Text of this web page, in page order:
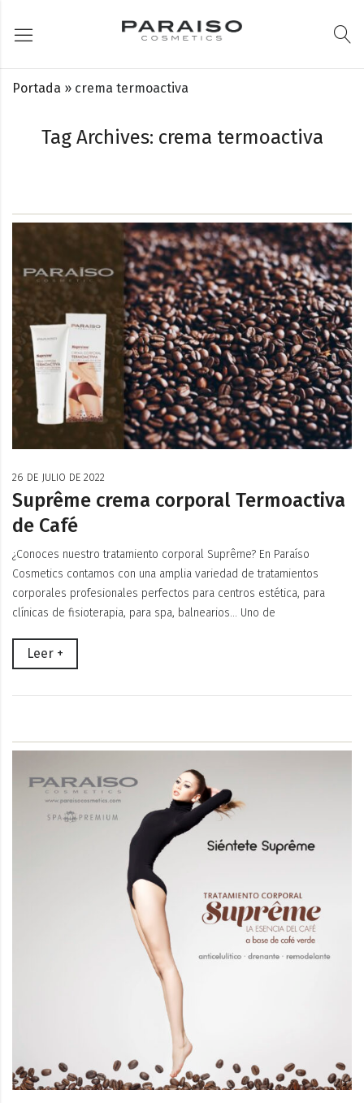
Tag Archives: crema termoactiva
Portada » crema termoactiva
26 DE JULIO DE 2022
Suprême crema corporal Termoactiva
de Café
¿Conoces nuestro tratamiento corporal Suprême? En Paraíso
Cosmetics contamos con una amplia variedad de tratamientos
corporales profesionales perfectos para centros estética, para
clínicas de fisioterapia, para spa, balnearios… Uno de
Leer +